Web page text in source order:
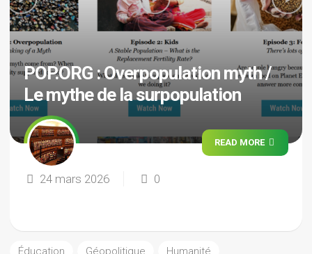
POP.ORG : Overpopulation myth /
Le mythe de la surpopulation
READ MORE
24 mars 2026 0
Éducation Géopolitique
Humanité